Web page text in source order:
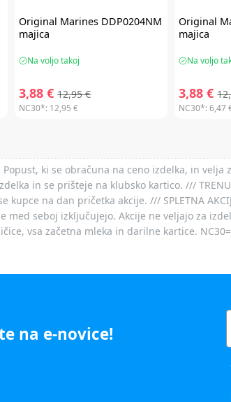
Original Marines DDP0204NM
majica
Na voljo takoj
3,88 € 12,95 €
NC30*: 12,95 €
Original
majica
Na voljo
3,88 €
NC30*:6,47
ki se obračuna na ceno izdelka, in
in se prišteje na klubsko kartico. ///
kupce na dan pričetka akcije. /// SPLETNA
seboj izključujejo. Akcije ne veljajo za
vsa začetna mleka in darilne kartice.
na e-novice!